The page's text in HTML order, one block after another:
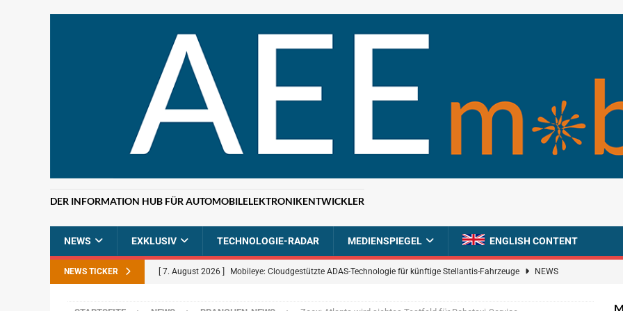
DER INFORMATION HUB FÜR AUTOMOBILELEKTRONIKENTWICKLER
NEWS EXKLUSIV TECHNOLOGIE-RADAR MEDIENSPIEGEL ENGLISH CONTENT
NEWS TICKER [ 7. August 2026 ] Mobileye: Cloudgestützte ADAS-Technologie für künftige Stellantis-Fahrzeuge NEWS